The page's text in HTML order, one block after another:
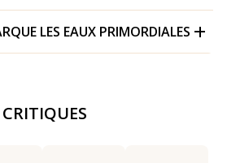
LES EAUX PRIMORDIALES
CRITIQUES